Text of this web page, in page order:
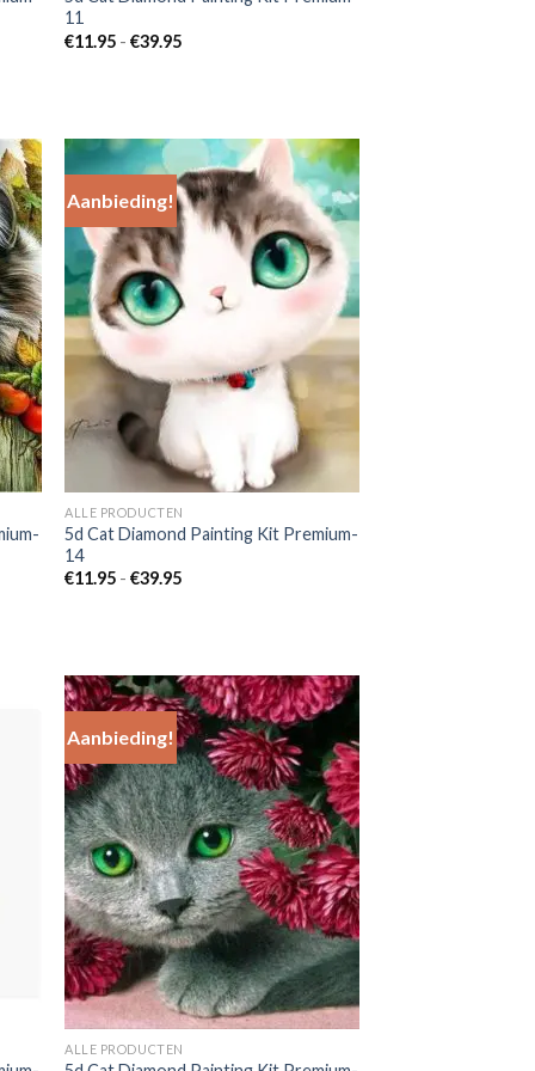
11
€11.95 - €39.95Prijsklasse:
to
Aanbieding!
Add to
Wishlist
ALLE PRODUCTEN
5d Cat Diamond Painting Kit Premium-
14
€11.95 - €39.95Prijsklasse:
Aanbieding!
Add to
Wishlist
ALLE PRODUCTEN